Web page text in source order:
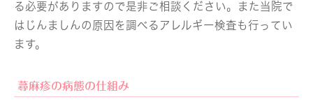
る必要がありますので是非ご相談ください。また当院で
はじんましんの原因を調べるアレルギー検査も行ってい
ます。
蕁麻疹の病態の仕組み